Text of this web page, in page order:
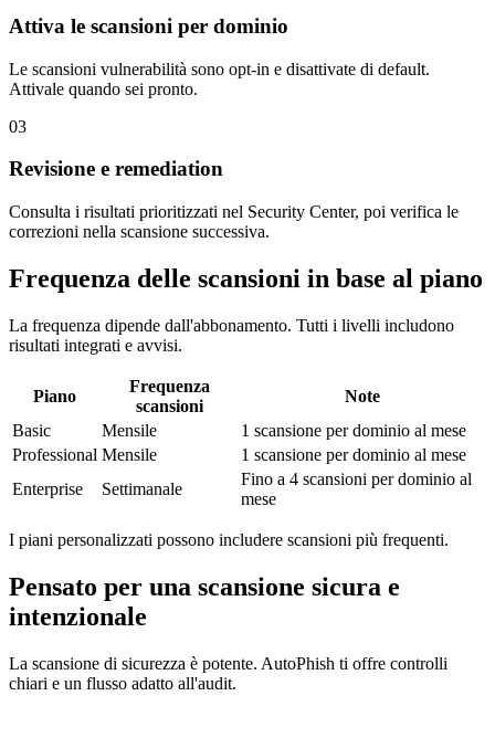
Attiva le scansioni per dominio
Le scansioni vulnerabilità sono opt-in e disattivate di default.
Attivale quando sei pronto.
03
Revisione e remediation
Consulta i risultati prioritizzati nel Security Center, poi verifica le
correzioni nella scansione successiva.
Frequenza delle scansioni in base al piano
La frequenza dipende dall'abbonamento. Tutti i livelli includono
risultati integrati e avvisi.
Piano
Frequenza
scansioni
Note
Basic
Mensile
1 scansione per dominio al mese
Professional Mensile
1 scansione per dominio al mese
Enterprise
Settimanale
Fino a 4 scansioni per dominio al
mese
I piani personalizzati possono includere scansioni più frequenti.
Pensato per una scansione sicura e
intenzionale
La scansione di sicurezza è potente. AutoPhish ti offre controlli
chiari e un flusso adatto all'audit.